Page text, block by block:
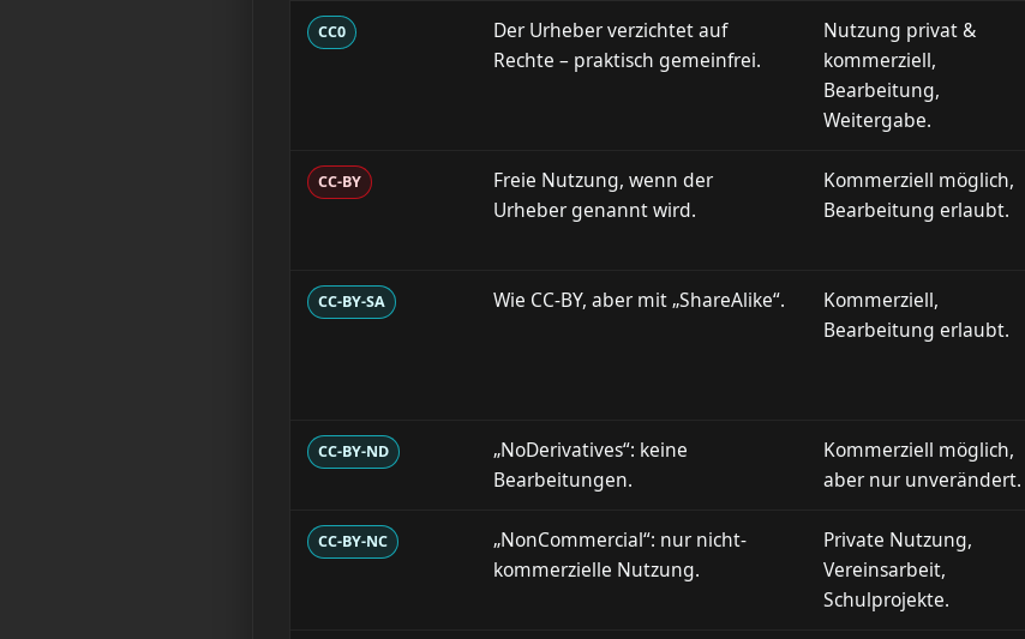
CC0
Der Urheber verzichtet auf
Rechte – praktisch gemeinfrei.
Nutzung privat &
kommerziell,
Bearbeitung,
Weitergabe.
CC-BY
Freie Nutzung, wenn der
Urheber genannt wird.
Kommerziell möglich,
Bearbeitung erlaubt.
CC-BY-SA Wie CC-BY, aber mit „ShareAlike“.
Kommerziell,
Bearbeitung erlaubt.
CC-BY-ND
„NoDerivatives“: keine
Bearbeitungen.
Kommerziell möglich,
aber nur unverändert.
CC-BY-NC
„NonCommercial“: nur nicht-
kommerzielle Nutzung.
Private Nutzung,
Vereinsarbeit,
Schulprojekte.